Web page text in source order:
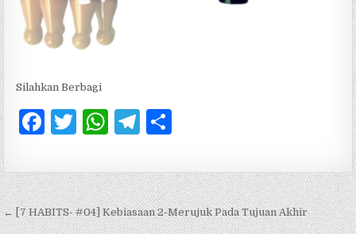
Silahkan Berbagi
F
c
e
b
T
it
te
r
W
at
s
A
T
e
g
ra
ar
e
Post navigation
← [7 HABITS- #04] Kebiasaan 2-Merujuk Pada Tujuan Akhir